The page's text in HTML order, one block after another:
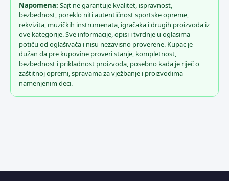
Napomena: Sajt ne garantuje kvalitet, ispravnost,
bezbednost, poreklo niti autentičnost sportske opreme,
rekvizita, muzičkih instrumenata, igračaka i drugih proizvoda iz
ove kategorije. Sve informacije, opisi i tvrdnje u oglasima
potiču od oglašivača i nisu nezavisno proverene. Kupac je
dužan da pre kupovine proveri stanje, kompletnost,
bezbednost i prikladnost proizvoda, posebno kada je riječ o
zaštitnoj opremi, spravama za vježbanje i proizvodima
namenjenim deci.